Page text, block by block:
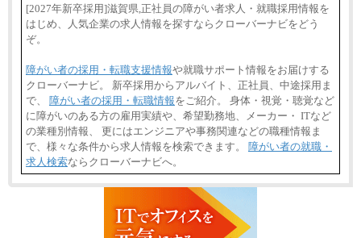
[2027年新卒採用]滋賀県,正社員の障がい者求人・就職採用情報を
はじめ、人気企業の求人情報を探すならクローバーナビをどう
ぞ。
障がい者の採用・転職支援情報や就職サポート情報をお届けする
クローバーナビ。 新卒採用からアルバイト、正社員、中途採用ま
で、 障がい者の採用・転職情報をご紹介。 身体・視覚・聴覚など
に障がいのある方の雇用実績や、希望勤務地、メーカー・ ITなど
の業種別情報、 更にはエンジニアや事務関連などの職種情報ま
で、様々な条件から求人情報を検索できます。 障がい者の就職・
求人検索ならクローバーナビへ。